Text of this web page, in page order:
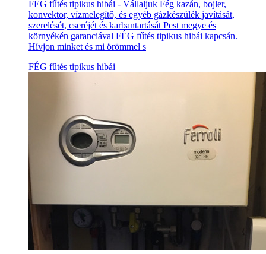
FÉG fűtés tipikus hibái - Vállaljuk Fég kazán, bojler,
konvektor, vízmelegítő, és egyéb gázkészülék javítását,
szerelését, cseréjét és karbantartását Pest megye és
környékén garanciával FÉG fűtés tipikus hibái kapcsán.
Hívjon minket és mi örömmel s
FÉG fűtés tipikus hibái